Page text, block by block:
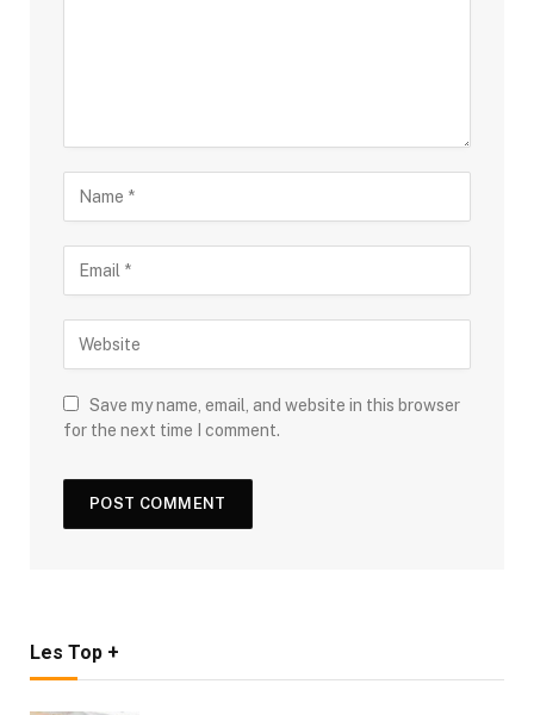
Save my name, email, and website in this browser
for the next time I comment.
Les Top +